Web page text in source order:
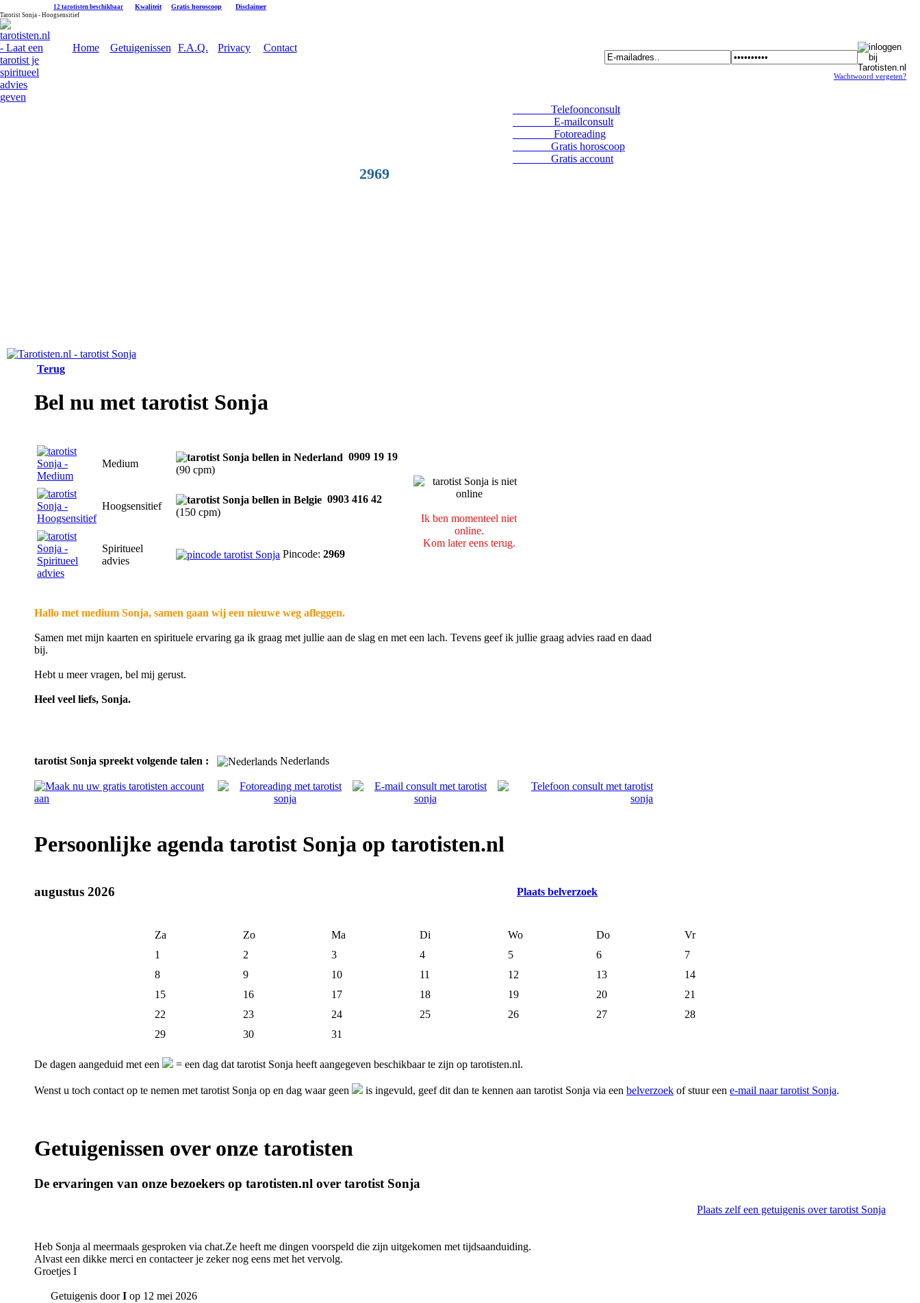
12 tarotisten beschikbaar Kwaliteit Gratis horoscoop Disclaimer
Tarotist Sonja - Hoogsensitief
Home Getuigenissen F.A.Q. Privacy Contact
Wachtwoord vergeten?
2969
Telefoonconsult
E-mailconsult
Fotoreading
Gratis horoscoop
Gratis account
Terug
Bel nu met tarotist Sonja
Medium
0909 19 19
(90 cpm)
Ik ben momenteel niet
online.
Kom later eens terug.
Hoogsensitief
0903 416 42
(150 cpm)
Spiritueel
advies
Pincode: 2969
Hallo met medium Sonja, samen gaan wij een nieuwe weg afleggen.
Samen met mijn kaarten en spirituele ervaring ga ik graag met jullie aan de slag en met een lach. Tevens geef ik jullie graag advies raad en daad
bij.
Hebt u meer vragen, bel mij gerust.
Heel veel liefs, Sonja.
tarotist Sonja spreekt volgende talen : Nederlands
Persoonlijke agenda tarotist Sonja op tarotisten.nl
augustus 2026 Plaats belverzoek
Za Zo Ma Di Wo Do
Vr
1
2 3 4 5 6
7
8
9 10 11 12 13
14
15
16 17 18 19 20
21
22
23 24 25 26 27
28
29
30 31
De dagen aangeduid met een = een dag dat tarotist Sonja heeft aangegeven beschikbaar te zijn op tarotisten.nl.
Wenst u toch contact op te nemen met tarotist Sonja op en dag waar geen is ingevuld, geef dit dan te kennen aan tarotist Sonja via een belverzoek of stuur een e-mail naar tarotist Sonja.
Getuigenissen over onze tarotisten
De ervaringen van onze bezoekers op tarotisten.nl over tarotist Sonja
Plaats zelf een getuigenis over tarotist Sonja
Heb Sonja al meermaals gesproken via chat.Ze heeft me dingen voorspeld die zijn uitgekomen met tijdsaanduiding.
Alvast een dikke merci en contacteer je zeker nog eens met het vervolg.
Groetjes I
Getuigenis doorI op 12 mei 2026